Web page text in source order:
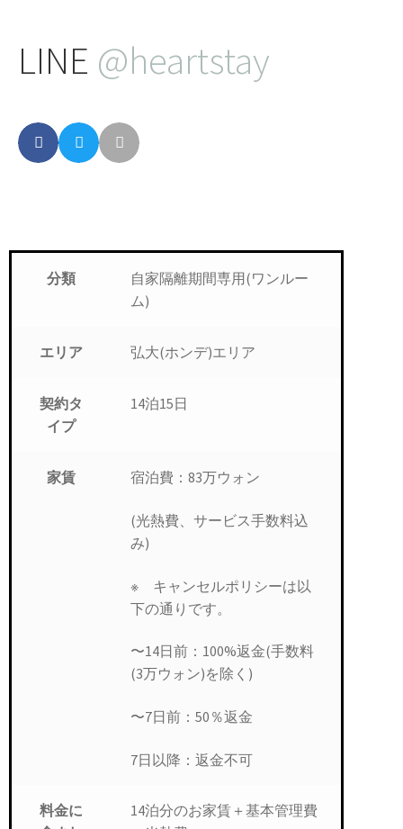
LINE @heartstay
分類
自家隔離期間専用(ワンルー
ム)
エリア 弘大(ホンデ)エリア
契約タ
イプ
14泊15日
家賃 宿泊費：83万ウォン
(光熱費、サービス手数料込
み)
※ キャンセルポリシーは以
下の通りです。
〜14日前：100%返金(手数料
(3万ウォン)を除く)
〜7日前：50％返金
7日以降：返金不可
料金に
14泊分のお家賃＋基本管理費